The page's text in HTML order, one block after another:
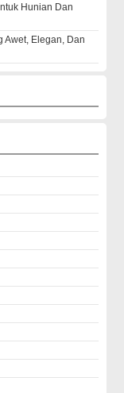
Hunian Dan
Awet, Elegan, Dan